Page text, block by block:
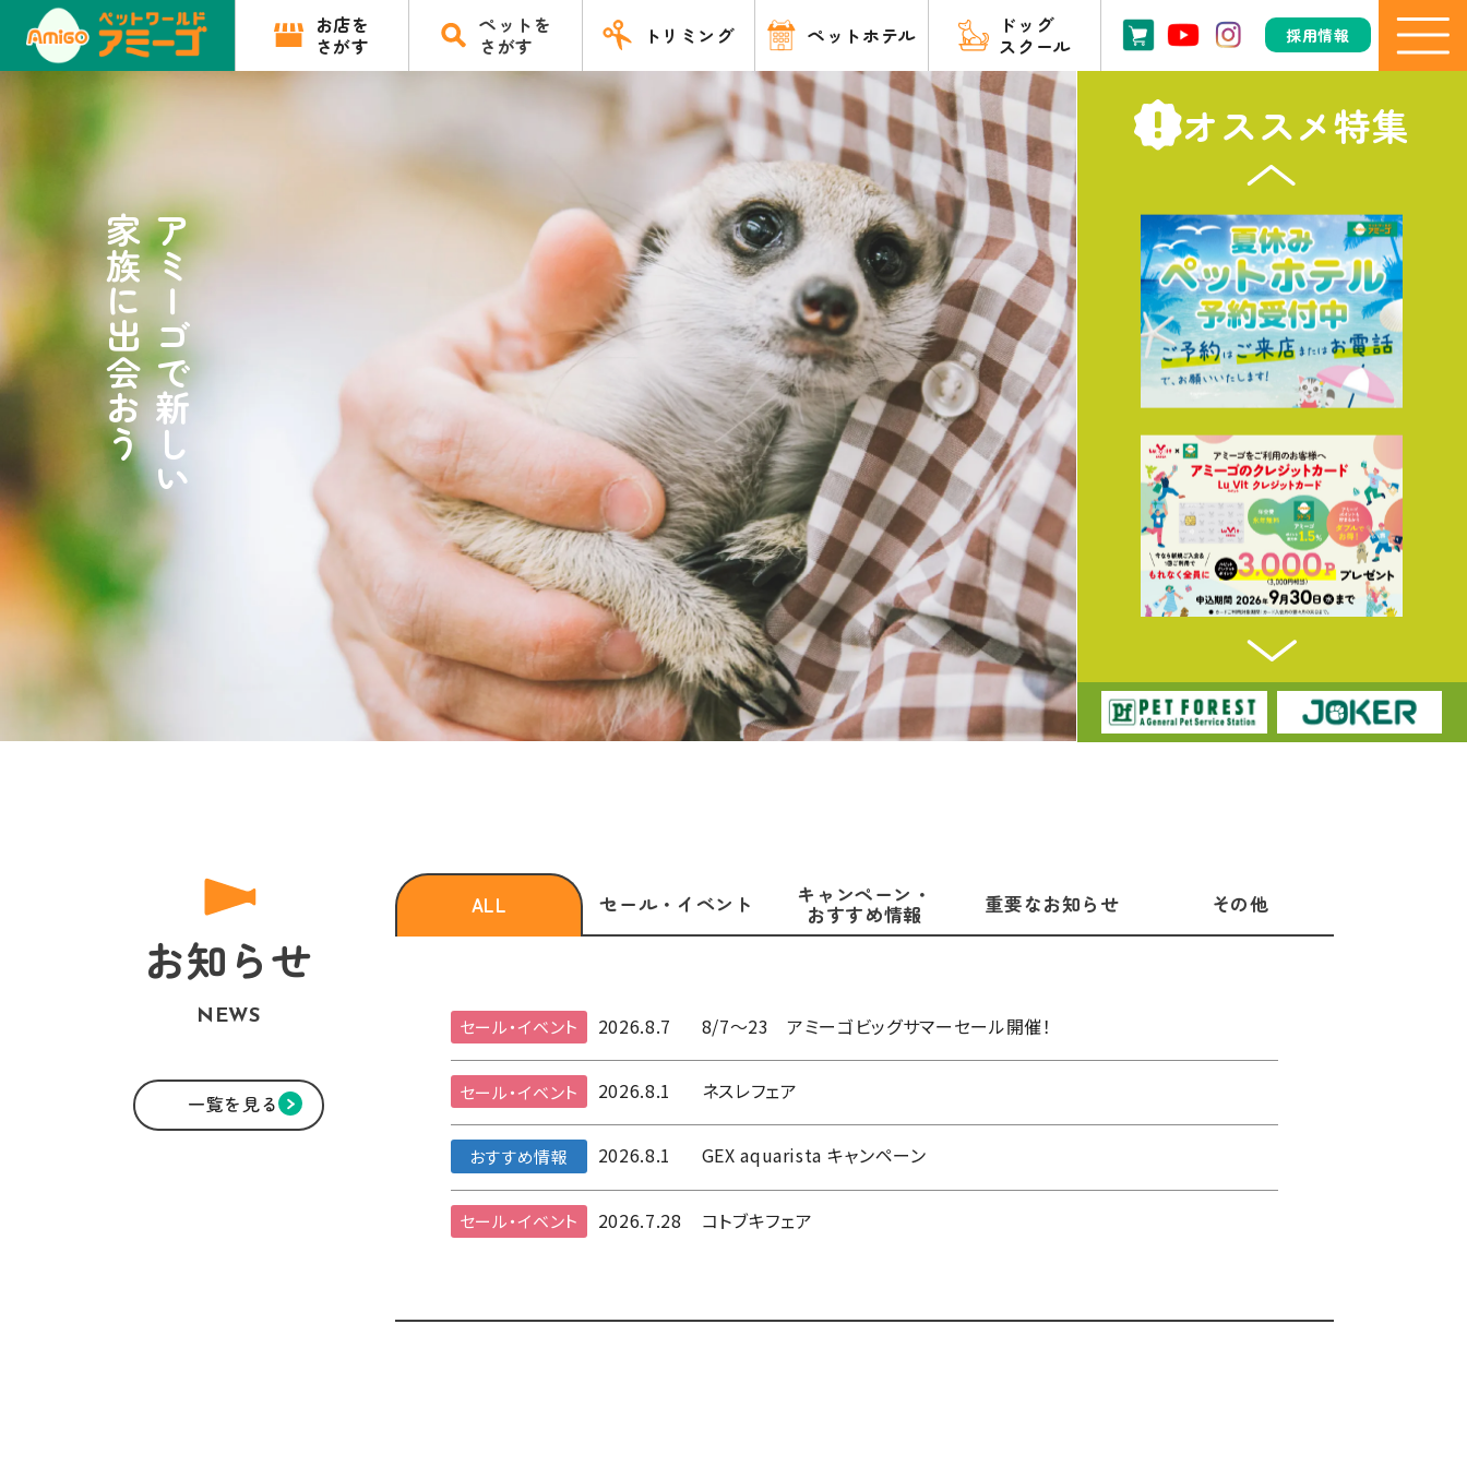
お店を
さがす
ペットを
さがす
トリミング ペットホテル
ドッグ
スクール
採用情報
アミーゴで新しい
家族に出会おう
オススメ特集
お知らせ
NEWS
一覧を見る
ALL セール・ イベント キャンペーン・
おすすめ情報 重要なお知らせ その他
セール・イベント 2026.8.7 8/7～23 アミーゴビッグサマーセール開催！
セール・イベント 2026.8.1 ネスレフェア
おすすめ情報 2026.8.1 GEX aquarista キャンペーン
セール・イベント 2026.7.28 コトブキフェア